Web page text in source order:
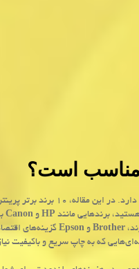
مناسب است؟
انتخاب بهترین برند پرینتر بستگی به نیازها،
برندهایی مانند HP و Canon
Brother و Epson گزینه‌های
که به چاپ سریع و باکیفیت